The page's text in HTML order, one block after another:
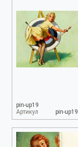
pin-up19
Артикул
pin-up19